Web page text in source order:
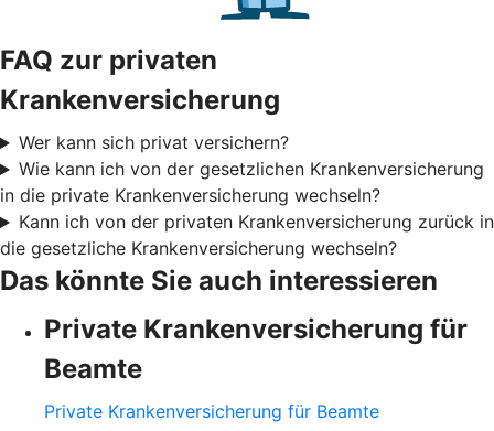
FAQ zur privaten
Krankenversicherung
Wer kann sich privat versichern?
Wie kann ich von der gesetzlichen Krankenversicherung
in die private Krankenversicherung wechseln?
Kann ich von der privaten Krankenversicherung zurück in
die gesetzliche Krankenversicherung wechseln?
Das könnte Sie auch interessieren
Private Krankenversicherung für
Beamte
Private Krankenversicherung für Beamte